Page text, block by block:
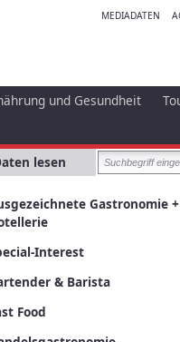
MEDIADATEN
und Gesundheit
lesen
Gastronomie +
Interest
& Barista
Food